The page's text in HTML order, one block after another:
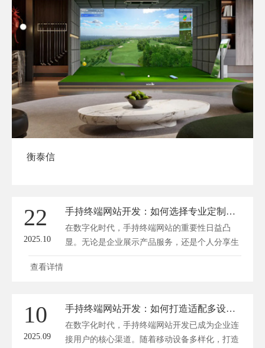
衡泰信
22
2025.10
手持终端网站开发：如何选择专业定制服务商？
在数字化时代，手持终端网站的重要性日益凸
显。无论是企业展示产品服务，还是个人分享生
活，都离不开它。然而，开发一个优质的手持终
力。这包括对多种开发技术的掌握，如前端的页
面设计技术，要能保...
查看详情
10
2025.09
手持终端网站开发：如何打造适配多设备的移动端用户体验
在数字化时代，手持终端网站开发已成为企业连
接用户的核心渠道。随着移动设备多样化，打造